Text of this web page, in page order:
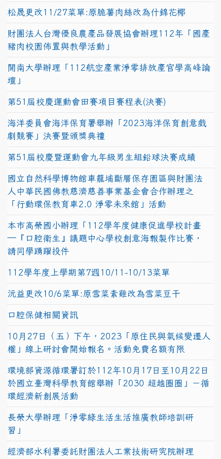
松晟更改11/27菜單:原脆薯肉絲改為什錦花椰
財團法人台灣優良農產品發展協會辦理112年「國產
豬肉校園佈置與教學活動」
開南大學辦理「112航空產業淨零排放產官學高峰論
壇」
第51屆校慶運動會田賽項目賽程表(決賽)
海洋委員會海洋保育署舉辦「2023海洋保育創意戲
劇競賽」決賽暨頒獎典禮
第51屆校慶暨運動會九年級男生組鉛球決賽成績
國立自然科學博物館車籠埔斷層保存園區與財團法
人中華民國佛教慈濟慈善事業基金會合作辦理之
「行動環保教育車2.0 淨零未來館」活動
本市高榮國小辦理「112學年度健康促進學校計畫
─『口腔衛生』議題中心學校創意海報製作比賽，
請同學踴躍投件
112學年度上學期第7週10/11-10/13菜單
沅益更改10/6菜單:原雪菜素雞改為雪菜豆干
口腔保健相關資訊
10月27日（五）下午，2023「原住民與氣候變遷人
權」線上研討會開始報名。活動免費名額有限
環境部資源循環署訂於112年10月17日至10月22日
於國立臺灣科學教育館舉辦「2030 超越圈圈」－循
環經濟新創展活動
長榮大學辦理「淨零綠生活生活推廣教師培訓研
習」
經濟部水利署委託財團法人工業技術研究院辦理